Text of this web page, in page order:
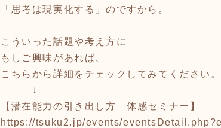
「思考は現実化する」のですから。
こういった話題や考え方に
もしご興味があれば、
こちらから詳細をチェックしてみてください。
↓
【潜在能力の引き出し方 体感セミナー】
https://tsuku2.jp/events/